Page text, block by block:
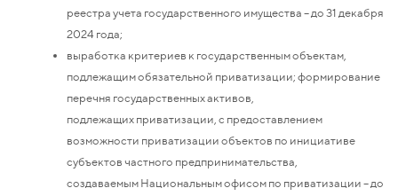
реестра учета государственного имущества – до 31 декабря
2024 года;
выработка критериев к государственным объектам,
подлежащим обязательной приватизации; формирование
перечня государственных активов,
подлежащих приватизации, с предоставлением
возможности приватизации объектов по инициативе
субъектов частного предпринимательства,
создаваемым Национальным офисом по приватизации – до